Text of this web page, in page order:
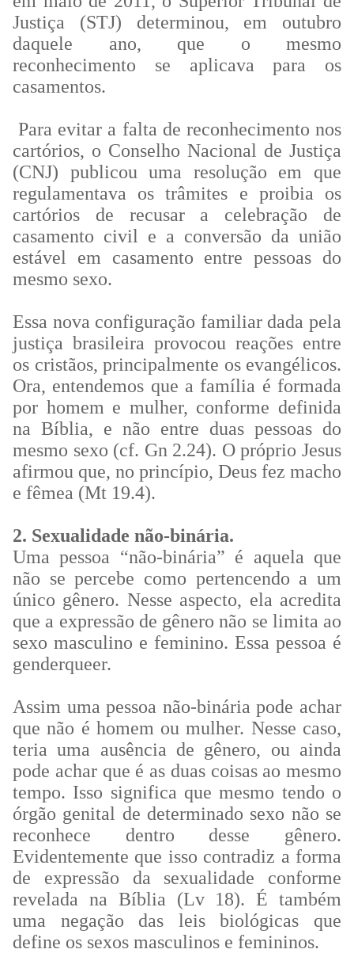
Justiça (STJ) determinou, em outubro
daquele ano, que o mesmo
reconhecimento se aplicava para os
casamentos.
Para evitar a falta de reconhecimento nos
cartórios, o Conselho Nacional de Justiça
(CNJ) publicou uma resolução em que
regulamentava os trâmites e proibia os
cartórios de recusar a celebração de
casamento civil e a conversão da união
estável em casamento entre pessoas do
mesmo sexo.
Essa nova configuração familiar dada pela
justiça brasileira provocou reações entre
os cristãos, principalmente os evangélicos.
Ora, entendemos que a família é formada
por homem e mulher, conforme definida
na Bíblia, e não entre duas pessoas do
mesmo sexo (cf. Gn 2.24). O próprio Jesus
afirmou que, no princípio, Deus fez macho
e fêmea (Mt 19.4).
2. Sexualidade não-binária.
Uma pessoa “não-binária” é aquela que
não se percebe como pertencendo a um
único gênero. Nesse aspecto, ela acredita
que a expressão de gênero não se limita ao
sexo masculino e feminino. Essa pessoa é
genderqueer.
Assim uma pessoa não-binária pode achar
que não é homem ou mulher. Nesse caso,
teria uma ausência de gênero, ou ainda
pode achar que é as duas coisas ao mesmo
tempo. Isso significa que mesmo tendo o
órgão genital de determinado sexo não se
reconhece dentro desse gênero.
Evidentemente que isso contradiz a forma
de expressão da sexualidade conforme
revelada na Bíblia (Lv 18). É também
uma negação das leis biológicas que
define os sexos masculinos e femininos.